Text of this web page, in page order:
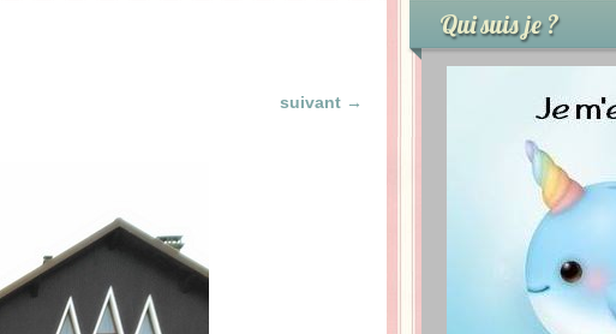
suivant →
Qui suis je ?